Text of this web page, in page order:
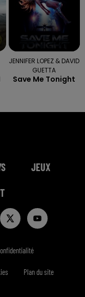
JENNIFER LOPEZ & DAVID
GUETTA
Save Me Tonight
JEUX
Plan du site